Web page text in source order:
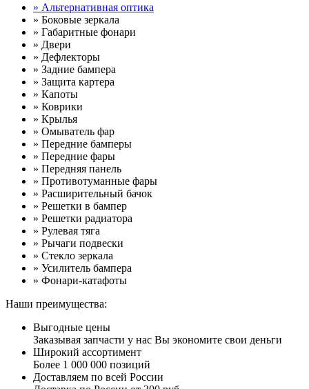
» Альтернативная оптика
» Боковые зеркала
» Габаритные фонари
» Двери
» Дефлекторы
» Задние бампера
» Защита картера
» Капоты
» Коврики
» Крылья
» Омыватель фар
» Передние бамперы
» Передние фары
» Передняя панель
» Противотуманные фары
» Расширительный бачок
» Решетки в бампер
» Решетки радиатора
» Рулевая тяга
» Рычаги подвески
» Стекло зеркала
» Усилитель бампера
» Фонари-катафоты
Наши преимущества:
Выгодные цены
Заказывая запчасти у нас Вы экономите свои деньги
Широкий ассортимент
Более 1 000 000 позиций
Доставляем по всей России